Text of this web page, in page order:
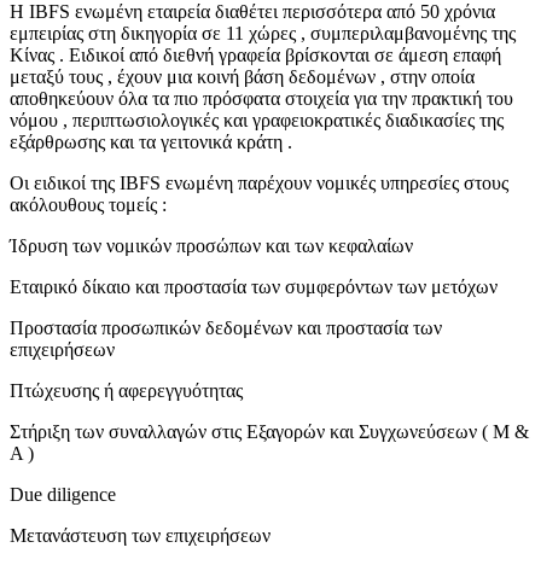
Η IBFS ενωμένη εταιρεία διαθέτει περισσότερα από 50 χρόνια
εμπειρίας στη δικηγορία σε 11 χώρες , συμπεριλαμβανομένης της
Κίνας . Ειδικοί από διεθνή γραφεία βρίσκονται σε άμεση επαφή
μεταξύ τους , έχουν μια κοινή βάση δεδομένων , στην οποία
αποθηκεύουν όλα τα πιο πρόσφατα στοιχεία για την πρακτική του
νόμου , περιπτωσιολογικές και γραφειοκρατικές διαδικασίες της
εξάρθρωσης και τα γειτονικά κράτη .
Οι ειδικοί της IBFS ενωμένη παρέχουν νομικές υπηρεσίες στους
ακόλουθους τομείς :
Ίδρυση των νομικών προσώπων και των κεφαλαίων
Εταιρικό δίκαιο και προστασία των συμφερόντων των μετόχων
Προστασία προσωπικών δεδομένων και προστασία των
επιχειρήσεων
Πτώχευσης ή αφερεγγυότητας
Στήριξη των συναλλαγών στις Εξαγορών και Συγχωνεύσεων ( M &
A )
Due diligence
Μετανάστευση των επιχειρήσεων